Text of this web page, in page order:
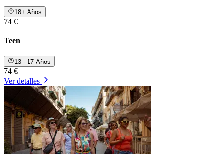
18+ Años
74 €
Teen
13 - 17 Años
74 €
Ver detalles